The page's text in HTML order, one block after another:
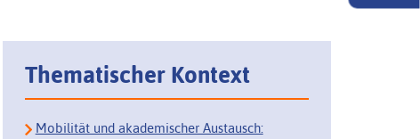
Thematischer Kontext
Mobilität und akademischer Austausch: